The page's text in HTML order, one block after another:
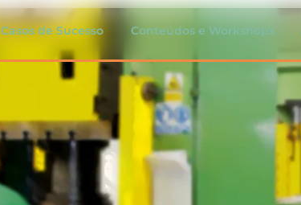
Casos de Sucesso Conteúdos e Workshops